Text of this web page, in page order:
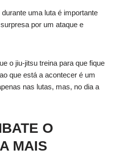
uma luta é importante
por um ataque e
o jiu-jitsu treina para que fique
que está a acontecer é um
nas lutas, mas, no dia a
O
MAIS